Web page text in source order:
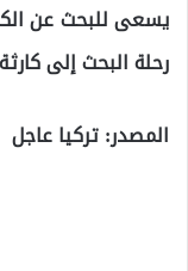
يسعى للبحث عن
رحلة البحث إلى
المصدر: تركيا عاجل